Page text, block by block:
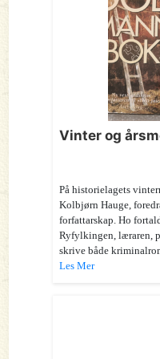
Vinter og
På historielagets
Kolbjørn Hauge,
forfattarskap. Ho
Ryfylkingen, læraren,
skrive både
Les Mer